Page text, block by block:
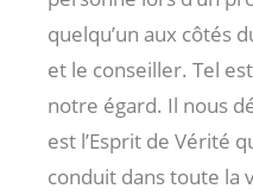
quelqu’un aux côtés
et le conseiller. Tel
notre égard. Il nous
est l’Esprit de Vérité
conduit dans toute la